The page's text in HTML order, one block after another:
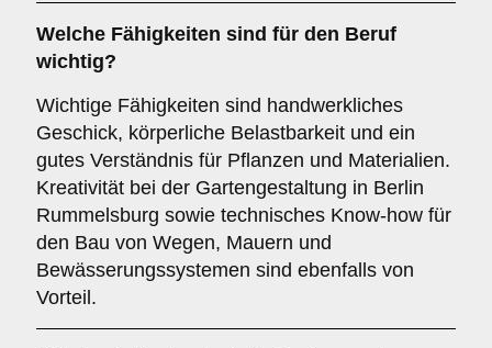
Welche Fähigkeiten sind für den Beruf
wichtig?
Wichtige Fähigkeiten sind handwerkliches
Geschick, körperliche Belastbarkeit und ein
gutes Verständnis für Pflanzen und Materialien.
Kreativität bei der Gartengestaltung in Berlin
Rummelsburg sowie technisches Know-how für
den Bau von Wegen, Mauern und
Bewässerungssystemen sind ebenfalls von
Vorteil.